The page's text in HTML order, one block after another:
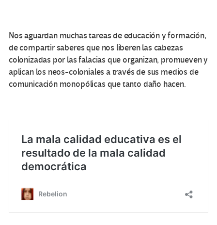
Nos aguardan muchas tareas de educación y formación,
de compartir saberes que nos liberen las cabezas
colonizadas por las falacias que organizan, promueven y
aplican los neos-coloniales a través de sus medios de
comunicación monopólicas que tanto daño hacen.